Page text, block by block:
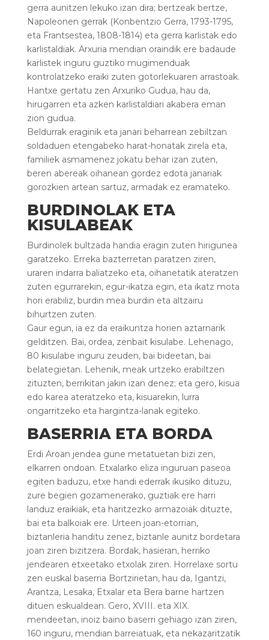
gerra aunitzen lekuko izan dira; bertzeak bertze,
Napoleonen gerrak (Konbentzio Gerra, 1793-1795,
eta Frantsestea, 1808-1814) eta gerra karlistak edo
karlistaldiak. Arxuria mendian oraindik ere badaude
karlistek inguru guztiko mugimenduak
kontrolatzeko eraiki zuten gotorlekuaren arrastoak.
Hantxe gertatu zen Arxuriko Gudua, hau da,
hirugarren eta azken karlistaldiari akabera eman
zion gudua.
Beldurrak eraginik eta janari beharrean zebiltzan
soldaduen etengabeko harat-honatak zirela eta,
familiek asmamenez jokatu behar izan zuten,
beren abereak oihanean gordez edota janariak
gorozkien artean sartuz, armadak ez eramateko.
BURDINOLAK ETA
KISULABEAK
Burdinolek bultzada handia eragin zuten hirigunea
garatzeko. Erreka bazterretan paratzen ziren,
uraren indarra baliatzeko eta, oihanetatik ateratzen
zuten egurrarekin, egur-ikatza egin, eta ikatz mota
hori erabiliz, burdin mea burdin eta altzairu
bihurtzen zuten.
Gaur egun, ia ez da eraikuntza horien aztarnarik
gelditzen. Bai, ordea, zenbait kisulabe. Lehenago,
80 kisulabe inguru zeuden, bai bideetan, bai
belategietan. Lehenik, meak urtzeko erabiltzen
zituzten, berrikitan jakin izan denez; eta gero, kisua
edo karea ateratzeko eta, kisuarekin, lurra
ongarritzeko eta hargintza-lanak egiteko.
BASERRIA ETA BORDA
Erdi Aroan jendea gune metatuetan bizi zen,
elkarren ondoan. Etxalarko eliza inguruan paseoa
egiten baduzu, etxe handi ederrak ikusiko dituzu,
zure begien gozamenerako, guztiak ere harri
landuz eraikiak, eta haritzezko armazoiak dituzte,
bai eta balkoiak ere. Urteen joan-etorrian,
biztanleria handitu zenez, biztanle aunitz bordetara
joan ziren bizitzera. Bordak, hasieran, herriko
jendearen etxeetako etxolak ziren. Horrelaxe sortu
zen euskal baserria Bortzirietan, hau da, Igantzi,
Arantza, Lesaka, Etxalar eta Bera barne hartzen
dituen eskualdean. Gero, XVIII. eta XIX.
mendeetan, inoiz baino baserri gehiago izan ziren,
160 inguru, mendian barreiatuak, eta nekazaritzatik